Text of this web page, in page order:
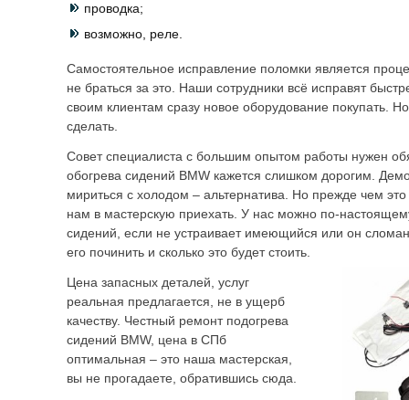
проводка;
возможно, реле.
Самостоятельное исправление поломки является
не браться за это. Наши сотрудники всё исправят
своим клиентам сразу новое оборудование покупать.
сделать.
Совет специалиста с большим опытом работы нужен
обогрева сидений BMW кажется слишком дорогим.
мириться с холодом – альтернатива. Но прежде чем
нам в мастерскую приехать. У нас можно по-
сидений, если не устраивает имеющийся или он
его починить и сколько это будет стоить.
Цена запасных деталей, услуг
реальная предлагается, не в ущерб
качеству. Честный ремонт подогрева
сидений BMW, цена в СПб
оптимальная – это наша мастерская,
вы не прогадаете, обратившись сюда.